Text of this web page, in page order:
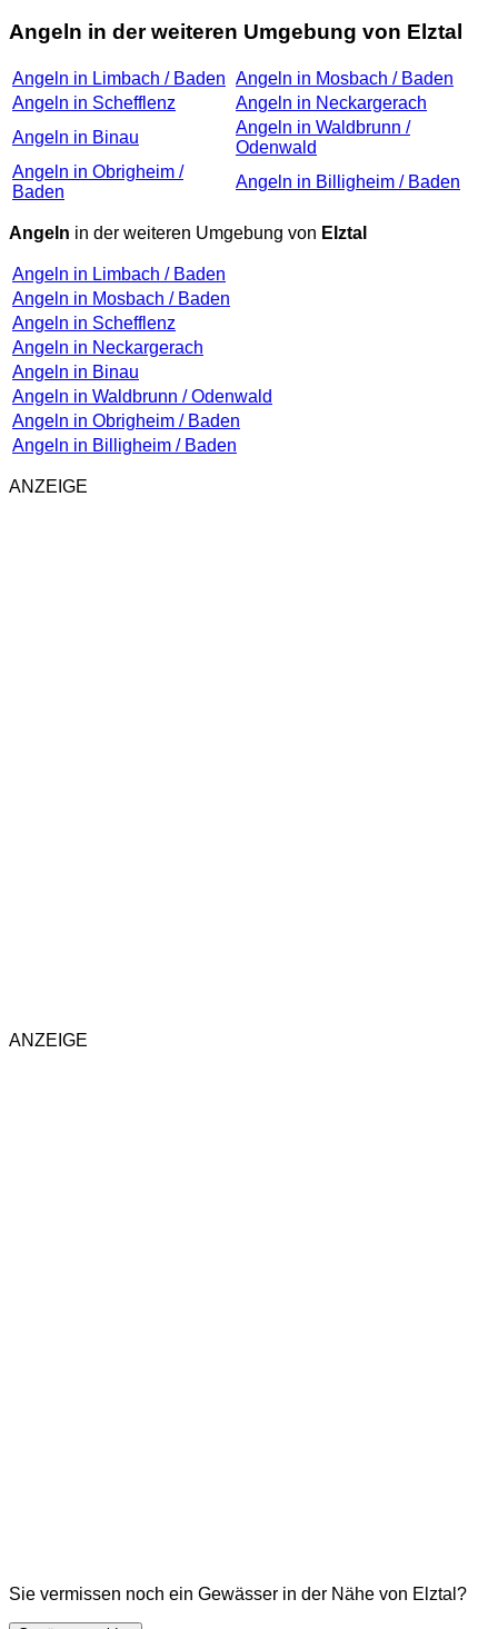
Angeln in der weiteren Umgebung von Elztal
Angeln in Limbach / Baden Angeln in Mosbach / Baden
Angeln in Schefflenz
Angeln in Neckargerach
Angeln in Binau
Angeln in Waldbrunn /
Odenwald
Angeln in Obrigheim /
Baden
Angeln in Billigheim / Baden
Angeln in der weiteren Umgebung von Elztal
Angeln in Limbach / Baden
Angeln in Mosbach / Baden
Angeln in Schefflenz
Angeln in Neckargerach
Angeln in Binau
Angeln in Waldbrunn / Odenwald
Angeln in Obrigheim / Baden
Angeln in Billigheim / Baden
ANZEIGE
ANZEIGE
Sie vermissen noch ein Gewässer in der Nähe von Elztal?